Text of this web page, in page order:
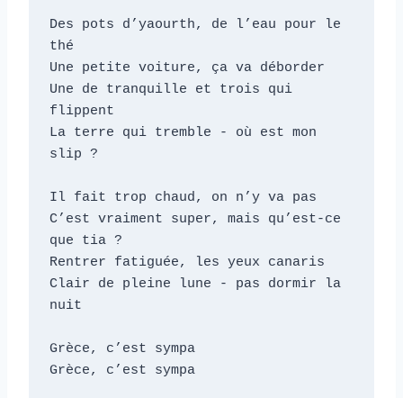
Des pots d’yaourth, de l’eau pour le
thé
Une petite voiture, ça va déborder
Une de tranquille et trois qui
flippent
La terre qui tremble - où est mon
slip ?
Il fait trop chaud, on n’y va pas
C’est vraiment super, mais qu’est-ce
que tia ?
Rentrer fatiguée, les yeux canaris
Clair de pleine lune - pas dormir la
nuit
Grèce, c’est sympa
Grèce, c’est sympa